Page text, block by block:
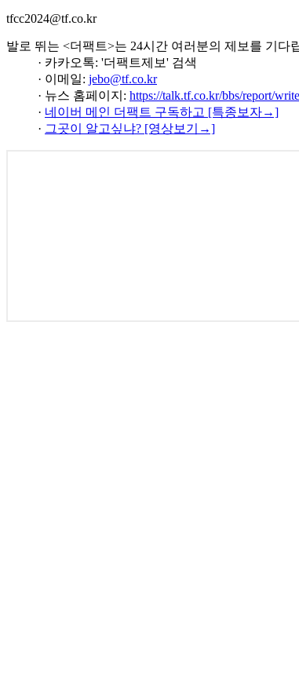
tfcc2024@tf.co.kr
발로 뛰는 <더팩트>는 24시간 여러분의 제보를 기다
· 카카오톡: '더팩트제보' 검색
· 이메일: jebo@tf.co.kr
· 뉴스 홈페이지: https://talk.tf.co.kr/bbs/report/write
· 네이버 메인 더팩트 구독하고 [특종보자→]
· 그곳이 알고싶냐? [영상보기→]